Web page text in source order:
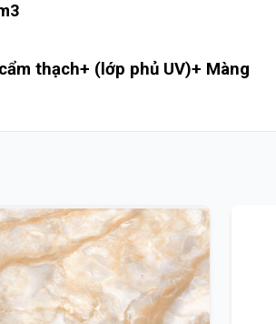
thạch+ (lớp phủ UV)+ Màng